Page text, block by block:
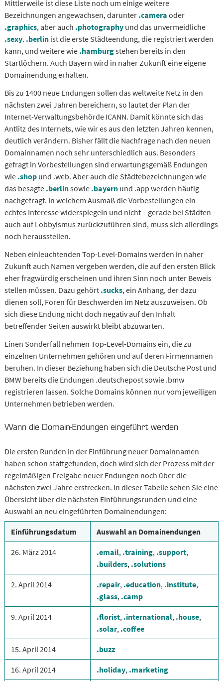
Mittlerweile ist diese Liste noch um einige weitere
Bezeichnungen angewachsen, darunter .camera oder
.graphics, aber auch .photography und das unvermeidliche
.sexy. .berlin ist die erste Städteendung, die registriert werden
kann, und weitere wie .hamburgstehen bereits in den
Startlöchern. Auch Bayern wird in naher Zukunft eine eigene
Domainendung erhalten.
Bis zu 1400 neue Endungen sollen das weltweite Netz in den
nächsten zwei Jahren bereichern, so lautet der Plan der
Internet-Verwaltungsbehörde ICANN. Damit könnte sich das
Antlitz des Internets, wie wir es aus den letzten Jahren kennen,
deutlich verändern. Bisher fällt die Nachfrage nach den neuen
Domainnamen noch sehr unterschiedlich aus. Besonders
gefragt in Vorbestellungen sind erwartungsgemäß Endungen
wie .shop und .web. Aber auch die Städtebezeichnungen wie
das besagte .berlinsowie .bayern und .app werden häufig
nachgefragt. In welchem Ausmaß die Vorbestellungen ein
echtes Interesse widerspiegeln und nicht – gerade bei Städten –
auch auf Lobbyismus zurückzuführen sind, muss sich allerdings
noch herausstellen.
Neben einleuchtenden Top-Level-Domains werden in naher
Zukunft auch Namen vergeben werden, die auf den ersten Blick
eher fragwürdig erscheinen und ihren Sinn noch unter Beweis
stellen müssen. Dazu gehört .sucks, ein Anhang, der dazu
dienen soll, Foren für Beschwerden im Netz auszuweisen. Ob
sich diese Endung nicht doch negativ auf den Inhalt
betreffender Seiten auswirkt bleibt abzuwarten.
Einen Sonderfall nehmen Top-Level-Domains ein, die zu
einzelnen Unternehmen gehören und auf deren Firmennamen
beruhen. In dieser Beziehung haben sich die Deutsche Post und
BMW bereits die Endungen .deutschepost sowie .bmw
registrieren lassen. Solche Domains können nur vom jeweiligen
Unternehmen betrieben werden.
Wann die Domain-Endungen eingeführt werden
Die ersten Runden in der Einführung neuer Domainnamen
haben schon stattgefunden, doch wird sich der Prozess mit der
regelmäßigen Freigabe neuer Endungen noch über die
nächsten zwei Jahre erstrecken. In dieser Tabelle sehen Sie eine
Übersicht über die nächsten Einführungsrunden und eine
Auswahl an neu eingeführten Domainendungen:
Einführungsdatum Auswahl an Domainendungen
26. März 2014 .email, .training, .support,
.builders, .solutions
2. April 2014 .repair, .education, .institute,
.glass, .camp
9. April 2014 .florist, .international, .house,
.solar, .coffee
15. April 2014 .buzz
16. April 2014 .holiday, .marketing